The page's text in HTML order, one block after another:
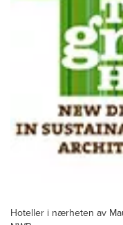
Hoteller i nærheten av